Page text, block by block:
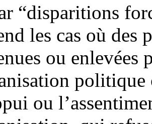
“disparitions
les cas où des
ou enlevées
politique
ou